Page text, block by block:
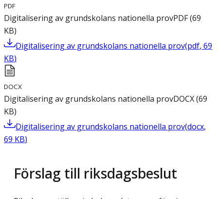
PDF
Digitalisering av grundskolans nationella provPDF(69
KB)
Digitalisering av grundskolans nationella prov(pdf, 69
KB)
DOCX
Digitalisering av grundskolans nationella provDOCX(69
KB)
Digitalisering av grundskolans nationella prov(docx,
69 KB)
Förslag till riksdagsbeslut